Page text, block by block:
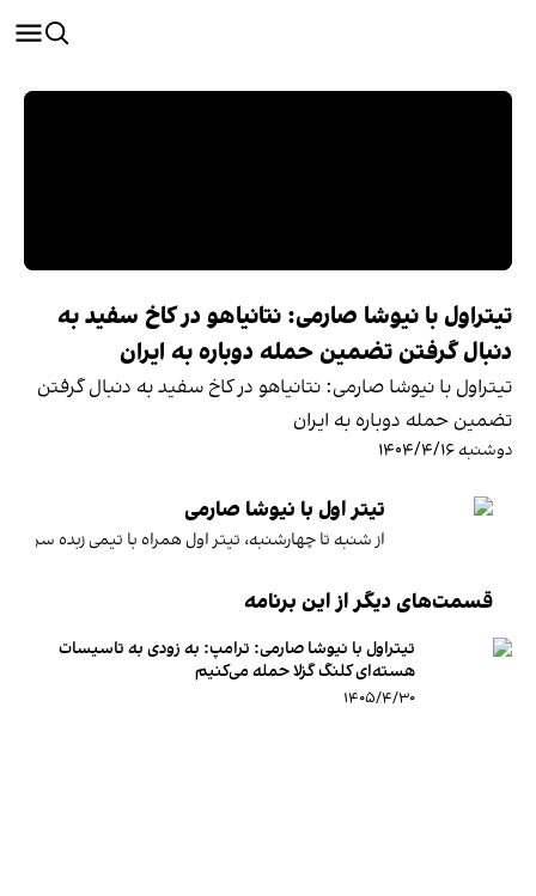
تیتراول با نیوشا صارمی: نتانیاهو در کاخ سفید به
دنبال گرفتن تضمین حمله دوباره به ایران
تیتراول با نیوشا صارمی: نتانیاهو در کاخ سفید به دنبال گرفتن
تضمین حمله دوباره به ایران
دوشنبه ۱۴۰۴/۴/۱۶
تیتر اول با نیوشا صارمی
از شنبه تا چهارشنبه، تیتر اول همراه با تیمی زبده
قسمت‌های دیگر از این برنامه
تیتراول با نیوشا صارمی: ترامپ: به زودی به تاسیسات
هسته‌ای کلنگ گزلا حمله می‌کنیم
۱۴۰۵/۴/۳۰